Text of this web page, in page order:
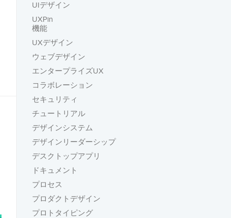
UIデザイン
UXPin
機能
UXデザイン
ウェブデザイン
エンタープライズUX
コラボレーション
セキュリティ
チュートリアル
デザインシステム
デザインリーダーシップ
デスクトップアプリ
ドキュメント
プロセス
プロダクトデザイン
プロトタイピング